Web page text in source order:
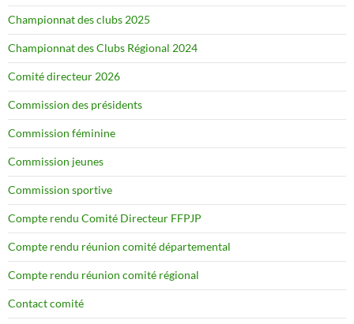
Championnat des clubs 2025
Championnat des Clubs Régional 2024
Comité directeur 2026
Commission des présidents
Commission féminine
Commission jeunes
Commission sportive
Compte rendu Comité Directeur FFPJP
Compte rendu réunion comité départemental
Compte rendu réunion comité régional
Contact comité